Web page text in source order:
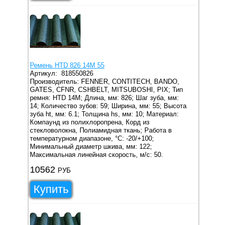
Ремень HTD 826 14M 55
Артикул:818550826
Производитель: FENNER, CONTITECH, BANDO,
GATES, CFNR, CSHBELT, MITSUBOSHI, PIX; Тип
ремня: HTD 14M; Длина, мм: 826; Шаг зуба, мм:
14; Количество зубов: 59; Ширина, мм: 55; Высота
зуба ht, мм: 6.1; Толщина hs, мм: 10; Материал:
Компаунд из полихлоропрена, Корд из
стекловолокна, Полиамидная ткань; Работа в
температурном диапазоне, °C: -20/+100;
Минимальный диаметр шкива, мм: 122;
Максимальная линейная скорость, м/с: 50.
10562 РУБ
Купить